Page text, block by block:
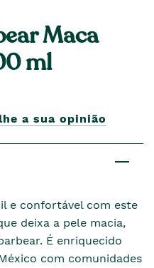
Maca
ml
a sua opinião
e confortável com este
deixa a pele macia,
É enriquecido
com comunidades